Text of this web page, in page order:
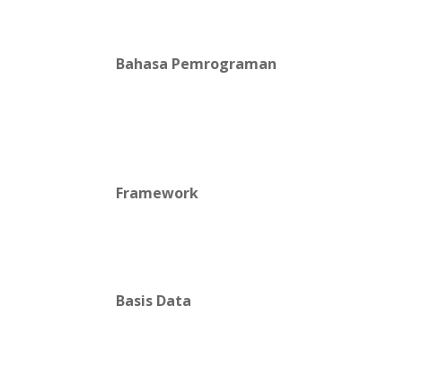
Bahasa Pemrograman
Framework
Basis Data